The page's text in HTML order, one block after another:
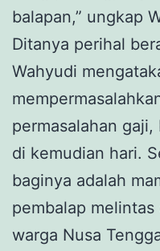
balapan,” ungkap
Ditanya perihal
Wahyudi
permasalahan
di kemudian hari.
baginya adalah
pembalap
warga Nusa